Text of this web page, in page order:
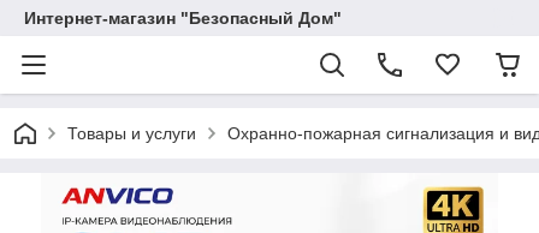
Интернет-магазин "Безопасный Дом"
Товары и услуги Охранно-пожарная сигнализация и